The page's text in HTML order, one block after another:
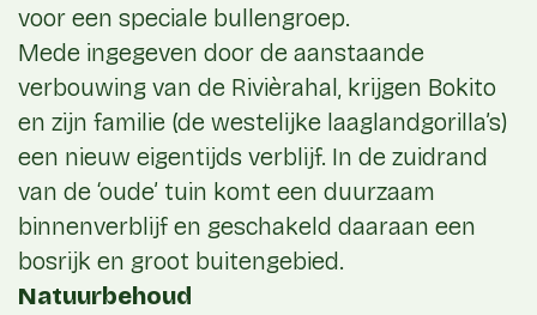
voor een speciale bullengroep.
Mede ingegeven door de aanstaande
verbouwing van de Rivièrahal, krijgen Bokito
en zijn familie (de westelijke laaglandgorilla’s)
een nieuw eigentijds verblijf. In de zuidrand
van de ‘oude’ tuin komt een duurzaam
binnenverblijf en geschakeld daaraan een
bosrijk en groot buitengebied.
Natuurbehoud